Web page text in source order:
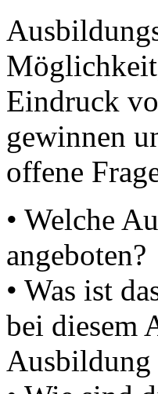
Eindruck
gewinnen
offene
• Welche
angeboten?
• Was ist
bei diesem
Ausbildung